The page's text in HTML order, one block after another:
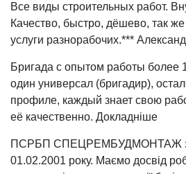
Все виды строительных работ.
Качество, быстро, дёшево, так
услуги разнорабочих.***
Бригада с опытом работы более
один универсал (бригадир),
профиле, каждый знает свою
её качественно. Докладніше
ПСРБП СПЕЦРЕМБУДМОНТАЖ
01.02.2001 року. Маємо досвід